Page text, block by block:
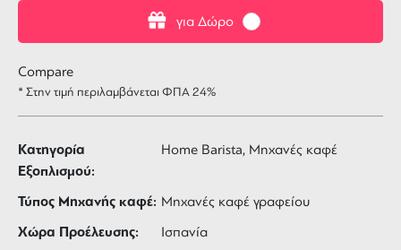
για Δώρο
Compare
* Στην τιμή περιλαμβάνεται ΦΠΑ 24%
Κατηγορία
Εξοπλισμού:
Home Barista, Μηχανές καφέ
Τύπος Μηχανής καφέ: Μηχανές καφέ γραφείου
Χώρα Προέλευσης: Ισπανία